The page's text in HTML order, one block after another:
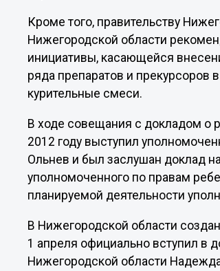
Кроме того, правительству
Нижегородской области
инициативы, касающейся
ряда препаратов и прекурсоров
курительные смеси.
В ходе совещания с докладом о
2012 году выступил
Ольнев и был заслушан доклад
уполномоченного по правам
планируемой деятельности
В Нижегородской области
1 апреля официально вступил в
Нижегородской области